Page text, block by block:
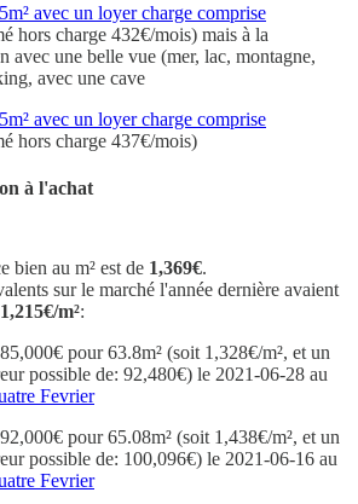
avec un loyer charge comprise
hors charge 432€/mois) mais à la
avec une belle vue (mer, lac, montagne,
avec une cave
avec un loyer charge comprise
hors charge 437€/mois)
à l'achat
bien au m² est de 1,369€.
sur le marché l'année dernière avaient
1,215€/m²:
pour 63.8m² (soit 1,328€/m², et un
possible de: 92,480€) le 2021-06-28 au
Fevrier
pour 65.08m² (soit 1,438€/m², et un
possible de: 100,096€) le 2021-06-16 au
Fevrier